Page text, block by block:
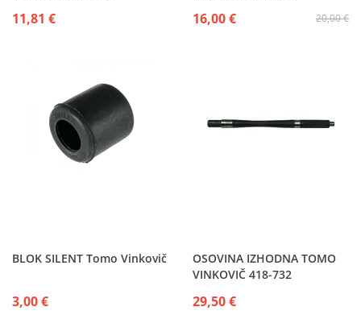
11,81 € 20,00 €
16,00 €
BLOK SILENT Tomo Vinkovič
3,00 €
OSOVINA IZHODNA TOMO
VINKOVIČ 418-732
29,50 €